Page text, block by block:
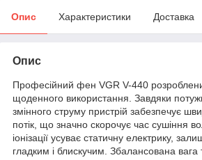
Опис Характеристики Доставка
Опис
Професійний фен VGR V-440
щоденного використання. Завдяки
змінного струму пристрій забезпечує
потік, що значно скорочує час сушіння
іонізації усуває статичну електрику,
гладким і блискучим. Збалансована вага